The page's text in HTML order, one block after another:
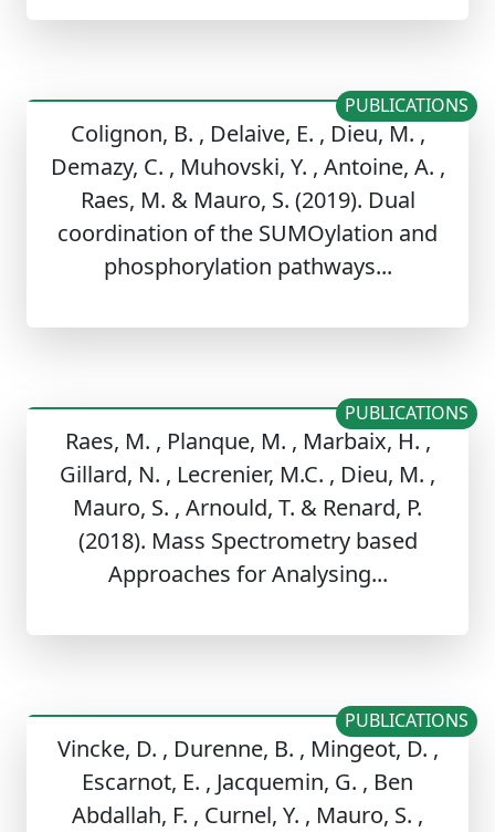
Colignon, B. , Delaive, E. , Dieu, M. ,
Demazy, C. , Muhovski, Y. , Antoine, A. ,
Raes, M. & Mauro, S. (2019). Dual
coordination of the SUMOylation and
phosphorylation pathways...
PUBLICATIONS
Raes, M. , Planque, M. , Marbaix, H. ,
Gillard, N. , Lecrenier, M.C. , Dieu, M. ,
Mauro, S. , Arnould, T. & Renard, P.
(2018). Mass Spectrometry based
Approaches for Analysing...
PUBLICATIONS
Vincke, D. , Durenne, B. , Mingeot, D. ,
Escarnot, E. , Jacquemin, G. , Ben
Abdallah, F. , Curnel, Y. , Mauro, S. ,
PUBLICATIONS